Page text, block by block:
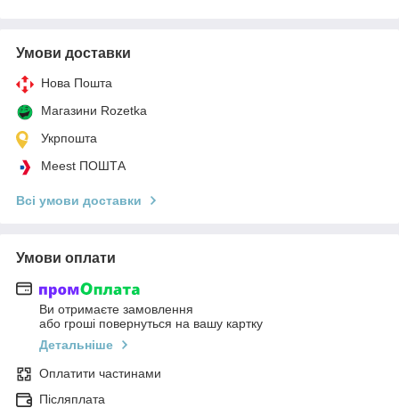
Умови доставки
Нова Пошта
Магазини Rozetka
Укрпошта
Meest ПОШТА
Всі умови доставки
Умови оплати
Ви отримаєте замовлення
або гроші повернуться на вашу картку
Детальніше
Оплатити частинами
Післяплата